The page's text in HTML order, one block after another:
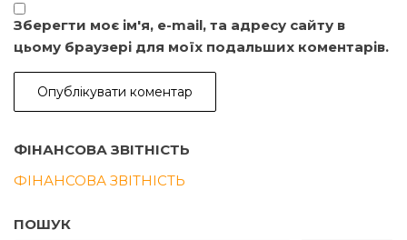
Зберегти моє ім'я, e-mail, та адресу сайту в
цьому браузері для моїх подальших коментарів.
ФІНАНСОВА ЗВІТНІСТЬ
ФІНАНСОВА ЗВІТНІСТЬ
ПОШУК